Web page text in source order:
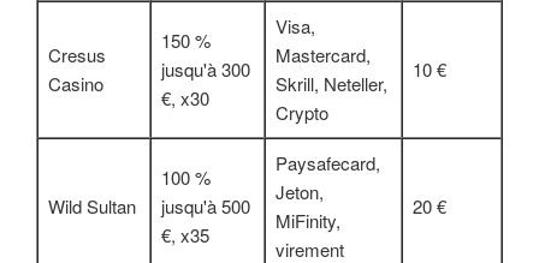
Cresus
Casino
150 %
jusqu'à 300
€, x30
Visa,
Mastercard,
Skrill, Neteller,
Crypto
10 €
Wild Sultan
100 %
jusqu'à 500
€, x35
Paysafecard,
Jeton,
MiFinity,
virement
20 €